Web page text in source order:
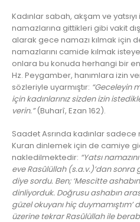
Kadınlar sabah, akşam ve
namazlarına gittikleri gibi vakit
alarak gece namazı kılmak için
namazlarını camide kılmak
onlara bu konuda herhangi bir
Hz. Peygamber, hanımlara izin
sözleriyle uyarmıştır: “Geceleyin
için kadınlarınız sizden izin
verin.”(Buharî, Ezan 162).
Saadet Asrında kadınlar sadece
Kuran dinlemek için de camiye
nakledilmektedir: “Yatsı
eve Rasûlüllah (s.a.v.)’dan sonra
diye sordu. Ben; ‘Mescitte
dinliyorduk. Doğrusu ashabın
güzel okuyanı hiç
üzerine tekrar Rasûlüllah ile